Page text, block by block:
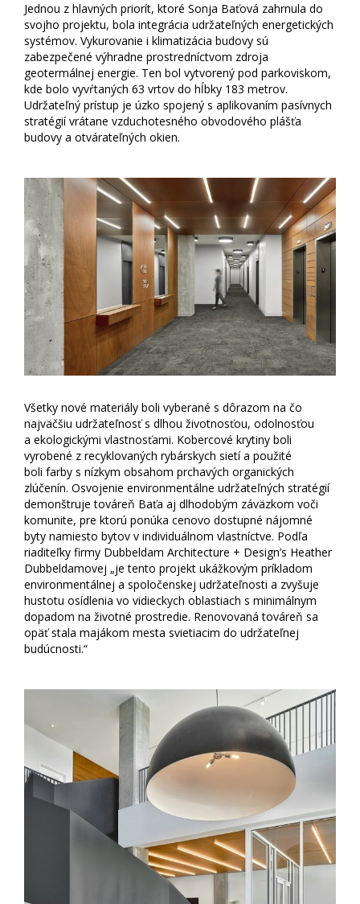
Jednou z hlavných priorít, ktoré Sonja Baťová zahrnula do
svojho projektu, bola integrácia udržateľných energetických
systémov. Vykurovanie i klimatizácia budovy sú
zabezpečené výhradne prostredníctvom zdroja
geotermálnej energie. Ten bol vytvorený pod parkoviskom,
kde bolo vyvŕtaných 63 vrtov do hĺbky 183 metrov.
Udržateľný prístup je úzko spojený s aplikovaním pasívnych
stratégií vrátane vzduchotesného obvodového plášťa
budovy a otvárateľných okien.
Všetky nové materiály boli vyberané s dôrazom na čo
najväčšiu udržateľnosť s dlhou životnosťou, odolnosťou
a ekologickými vlastnosťami. Kobercové krytiny boli
vyrobené z recyklovaných rybárskych sietí a použité
boli farby s nízkym obsahom prchavých organických
zlúčenín. Osvojenie environmentálne udržateľných stratégií
demonštruje továreň Baťa aj dlhodobým záväzkom voči
komunite, pre ktorú ponúka cenovo dostupné nájomné
byty namiesto bytov v individuálnom vlastníctve. Podľa
riaditeľky firmy Dubbeldam Architecture + Design’s Heather
Dubbeldamovej „je tento projekt ukážkovým príkladom
environmentálnej a spoločenskej udržateľnosti a zvyšuje
hustotu osídlenia vo vidieckych oblastiach s minimálnym
dopadom na životné prostredie. Renovovaná továreň sa
opäť stala majákom mesta svietiacim do udržateľnej
budúcnosti.“